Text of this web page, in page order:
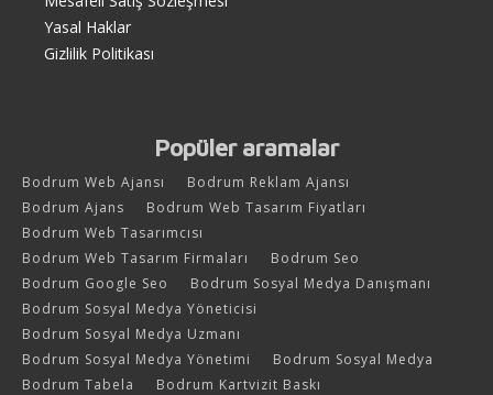
Yasal Haklar
Gizlilik Politikası
Popüler aramalar
Bodrum Web Ajansı
Bodrum Reklam Ajansı
Bodrum Ajans
Bodrum Web Tasarım Fiyatları
Bodrum Web Tasarımcısı
Bodrum Web Tasarım Firmaları
Bodrum Seo
Bodrum Google Seo
Bodrum Sosyal Medya Danışmanı
Bodrum Sosyal Medya Yöneticisi
Bodrum Sosyal Medya Uzmanı
Bodrum Sosyal Medya Yönetimi
Bodrum Sosyal Medya
Bodrum Tabela
Bodrum Kartvizit Baskı